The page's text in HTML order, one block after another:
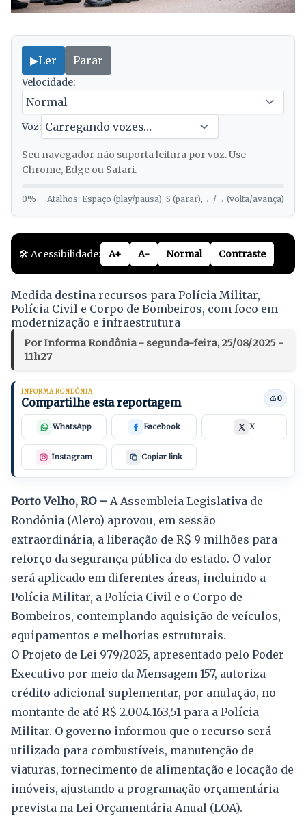
▶Ler Parar
Velocidade:
Voz:
Seu navegador não suporta leitura por voz. Use
Chrome, Edge ou Safari.
0% Atalhos: Espaço (play/pausa), S (parar), ←/→ (volta/avança)
🛠️ Acessibilidade: A+ A- Normal Contraste
Medida destina recursos para Polícia Militar,
Polícia Civil e Corpo de Bombeiros, com foco em
modernização e infraestrutura
Por Informa Rondônia - segunda-feira, 25/08/2025 -
11h27
INFORMA RONDÔNIA
Compartilhe esta reportagem 0
WhatsApp Facebook X
Instagram Copiar link
Porto Velho, RO – A Assembleia Legislativa de
Rondônia (Alero) aprovou, em sessão
extraordinária, a liberação de R$ 9 milhões para
reforço da segurança pública do estado. O valor
será aplicado em diferentes áreas, incluindo a
Polícia Militar, a Polícia Civil e o Corpo de
Bombeiros, contemplando aquisição de veículos,
equipamentos e melhorias estruturais.
O Projeto de Lei 979/2025, apresentado pelo Poder
Executivo por meio da Mensagem 157, autoriza
crédito adicional suplementar, por anulação, no
montante de até R$ 2.004.163,51 para a Polícia
Militar. O governo informou que o recurso será
utilizado para combustíveis, manutenção de
viaturas, fornecimento de alimentação e locação de
imóveis, ajustando a programação orçamentária
prevista na Lei Orçamentária Anual (LOA).